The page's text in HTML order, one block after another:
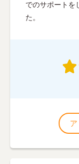
でのサポートを
た。